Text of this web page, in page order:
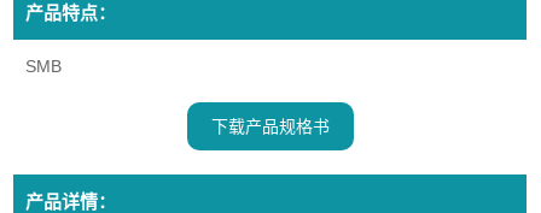
产品特点：
SMB
下载产品规格书
产品详情：